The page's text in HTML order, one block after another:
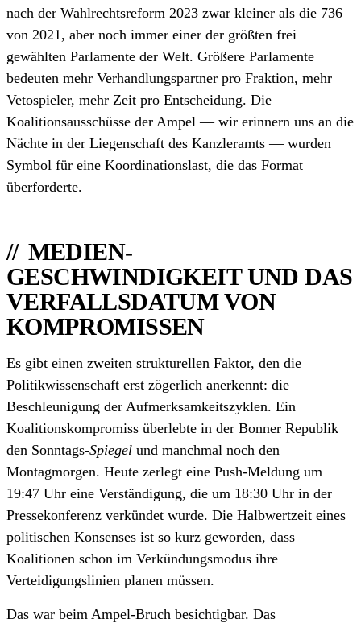
nach der Wahlrechtsreform 2023 zwar kleiner als die 736
von 2021, aber noch immer einer der größten frei
gewählten Parlamente der Welt. Größere Parlamente
bedeuten mehr Verhandlungspartner pro Fraktion, mehr
Vetospieler, mehr Zeit pro Entscheidung. Die
Koalitionsausschüsse der Ampel — wir erinnern uns an die
Nächte in der Liegenschaft des Kanzleramts — wurden
Symbol für eine Koordinationslast, die das Format
überforderte.
MEDIEN-
GESCHWINDIGKEIT UND DAS
VERFALLSDATUM VON
KOMPROMISSEN
Es gibt einen zweiten strukturellen Faktor, den die
Politikwissenschaft erst zögerlich anerkennt: die
Beschleunigung der Aufmerksamkeitszyklen. Ein
Koalitionskompromiss überlebte in der Bonner Republik
den Sonntags-Spiegel und manchmal noch den
Montagmorgen. Heute zerlegt eine Push-Meldung um
19:47 Uhr eine Verständigung, die um 18:30 Uhr in der
Pressekonferenz verkündet wurde. Die Halbwertzeit eines
politischen Konsenses ist so kurz geworden, dass
Koalitionen schon im Verkündungsmodus ihre
Verteidigungslinien planen müssen.
Das war beim Ampel-Bruch besichtigbar. Das